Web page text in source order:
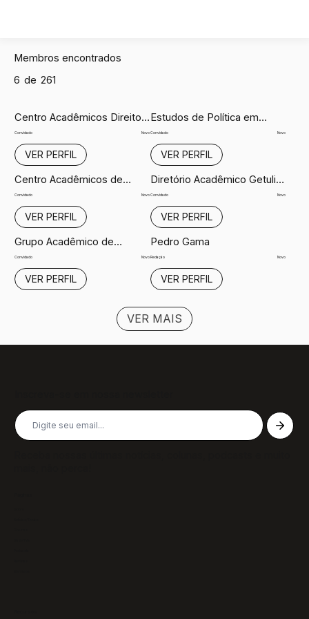
Membros encontrados
6 de 261
Centro Acadêmicos Direito
GV
Convidado Novo
VER PERFIL
Estudos de Política em
Pauta FGV
Convidado Novo
VER PERFIL
Centro Acadêmicos de
Relações Internacionais
FGV
Convidado Novo
VER PERFIL
Diretório Acadêmico Getulio
Vargas
Convidado Novo
VER PERFIL
Grupo Acadêmico de
Interesse Ambiental
Convidado Novo
VER PERFIL
Pedro Gama
Redação Novo
VER PERFIL
VER MAIS